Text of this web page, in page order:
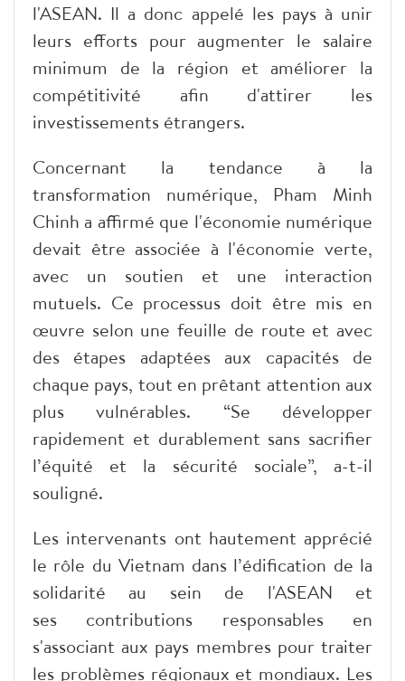
l'ASEAN. Il a donc appelé les pays à unir
leurs efforts pour augmenter le salaire
minimum de la région et améliorer la
compétitivité afin d'attirer les
investissements étrangers.
Concernant la tendance à la
transformation numérique, Pham Minh
Chinh a affirmé que l'économie numérique
devait être associée à l'économie verte,
avec un soutien et une interaction
mutuels. Ce processus doit être mis en
œuvre selon une feuille de route et avec
des étapes adaptées aux capacités de
chaque pays, tout en prêtant attention aux
plus vulnérables. “Se développer
rapidement et durablement sans sacrifier
l’équité et la sécurité sociale”, a-t-il
souligné.
Les intervenants ont hautement apprécié
le rôle du Vietnam dans l’édification de la
solidarité au sein de l'ASEAN et
ses contributions responsables en
s'associant aux pays membres pour traiter
les problèmes régionaux et mondiaux. Les